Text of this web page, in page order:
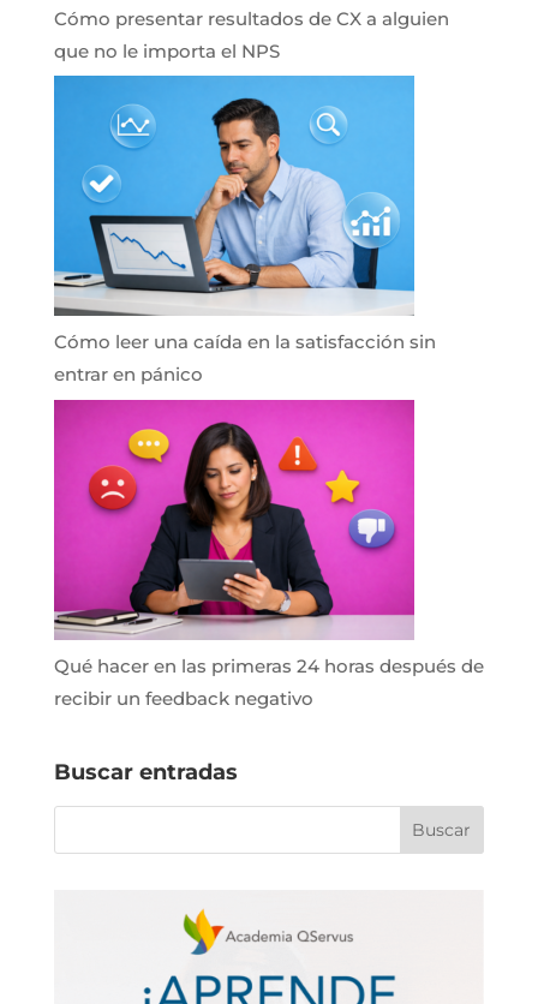
Cómo presentar resultados de CX a alguien
que no le importa el NPS
Cómo leer una caída en la satisfacción sin
entrar en pánico
Qué hacer en las primeras 24 horas después de
recibir un feedback negativo
Buscar entradas